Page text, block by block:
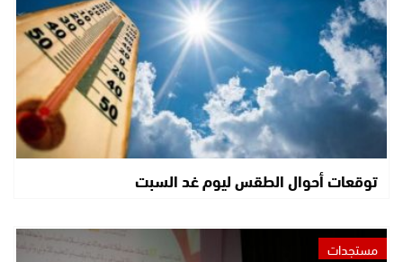
توقعات أحوال الطقس ليوم غد السبت
مستجدات